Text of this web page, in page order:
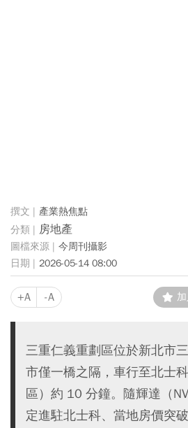
產業熱焦點
房地產
今周刊攝影
2026-05-14 08:00
+A -A
三重仁義重劃區位於新北市
市僅一橋之隔，車行至北士
區）約 10 分鐘。隨輝達（
定進駐北士科、當地房價突